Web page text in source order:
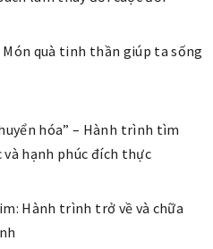
Món quà tinh thần giúp ta sống
hóa” – Hành trình tìm
và hạnh phúc đích thực
Hành trình trở về và chữa